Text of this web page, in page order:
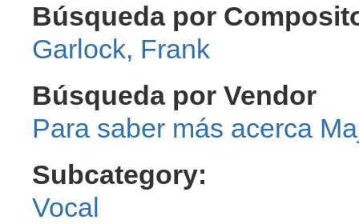
Búsqueda por
Garlock, Frank
Búsqueda por Vendor
Subcategory:
Vocal